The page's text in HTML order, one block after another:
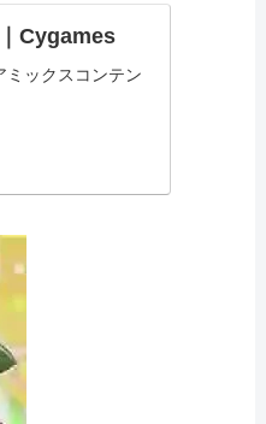
Cygames
ミックスコンテン